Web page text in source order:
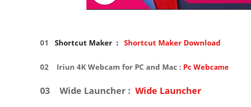
01 Shortcut Maker : Shortcut Maker Download
02 Iriun 4K Webcam for PC and Mac : Pc Webcame
03 Wide Launcher : Wide Launcher